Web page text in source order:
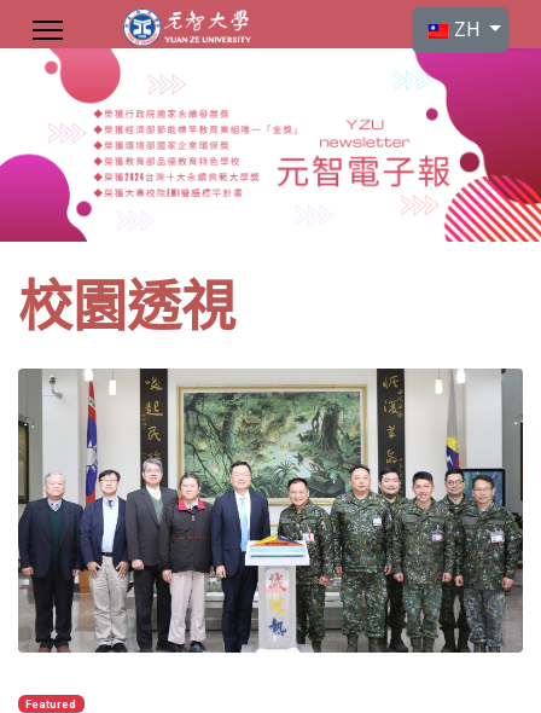
選擇你的語言
ZH
校園透視
Featured